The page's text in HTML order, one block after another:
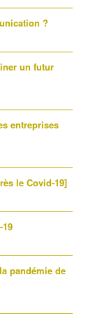
?
un futur
entreprises
le Covid-19]
pandémie de